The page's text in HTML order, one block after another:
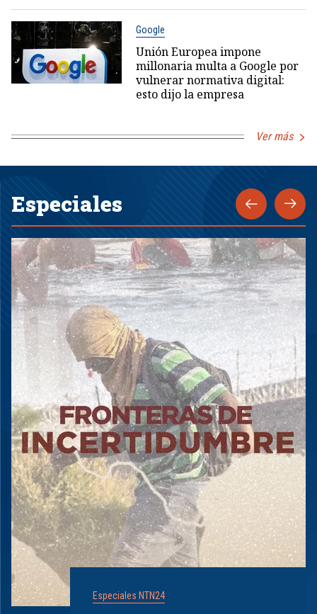
Google
Unión Europea impone
millonaria multa a Google por
vulnerar normativa digital:
esto dijo la empresa
Ver más
Especiales
Especiales NTN24